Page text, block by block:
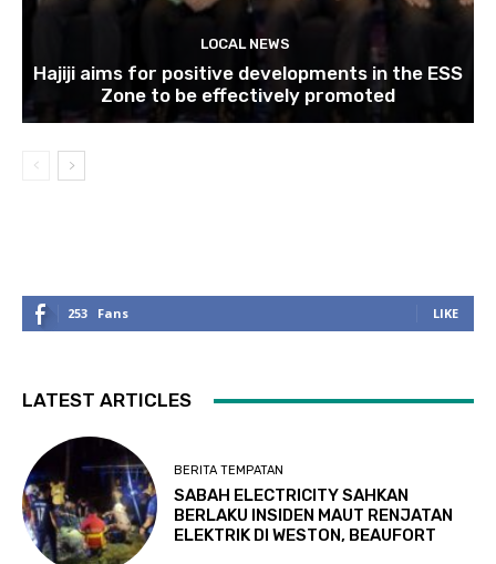
LOCAL NEWS
Hajiji aims for positive developments in the ESS
Zone to be effectively promoted
253 Fans LIKE
LATEST ARTICLES
BERITA TEMPATAN
SABAH ELECTRICITY SAHKAN
BERLAKU INSIDEN MAUT RENJATAN
ELEKTRIK DI WESTON, BEAUFORT